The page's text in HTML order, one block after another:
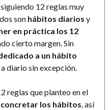
12 reglas muy
son hábitos diarios y
en práctica los 12
cierto margen. Sin
a un hábito
diario sin excepción.
reglas que planteo en el
los hábitos, así